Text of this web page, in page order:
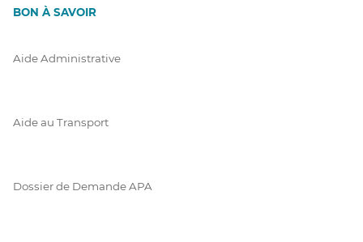
BON À SAVOIR
Aide Administrative
Aide au Transport
Dossier de Demande APA